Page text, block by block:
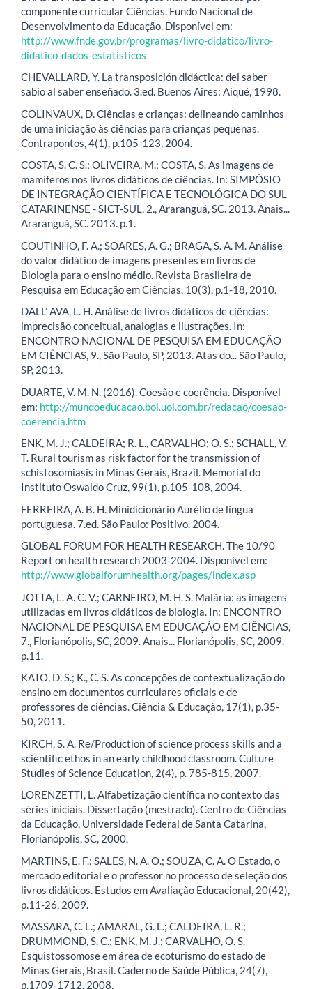
componente curricular Ciências. Fundo Nacional de
Desenvolvimento da Educação. Disponível em:
http://www.fnde.gov.br/programas/livro-didatico/livro-
didatico-dados-estatisticos
CHEVALLARD, Y. La transposición didáctica: del saber
sabio al saber enseñado. 3.ed. Buenos Aires: Aiqué, 1998.
COLINVAUX, D. Ciências e crianças: delineando caminhos
de uma iniciação às ciências para crianças pequenas.
Contrapontos, 4(1), p.105-123, 2004.
COSTA, S. C. S.; OLIVEIRA, M.; COSTA, S. As imagens de
mamíferos nos livros didáticos de ciências. In: SIMPÓSIO
DE INTEGRAÇÃO CIENTÍFICA E TECNOLÓGICA DO SUL
CATARINENSE - SICT-SUL, 2., Araranguá, SC. 2013. Anais...
Araranguá, SC. 2013. p.1.
COUTINHO, F. A.; SOARES, A. G.; BRAGA, S. A. M. Análise
do valor didático de imagens presentes em livros de
Biologia para o ensino médio. Revista Brasileira de
Pesquisa em Educação em Ciências, 10(3), p.1-18, 2010.
DALL’ AVA, L. H. Análise de livros didáticos de ciências:
imprecisão conceitual, analogias e ilustrações. In:
ENCONTRO NACIONAL DE PESQUISA EM EDUCAÇÃO
EM CIÊNCIAS, 9., São Paulo, SP, 2013. Atas do... São Paulo,
SP, 2013.
DUARTE, V. M. N. (2016). Coesão e coerência. Disponível
em: http://mundoeducacao.bol.uol.com.br/redacao/coesao-
coerencia.htm
ENK, M. J.; CALDEIRA; R. L., CARVALHO; O. S.; SCHALL, V.
T. Rural tourism as risk factor for the transmission of
schistosomiasis in Minas Gerais, Brazil. Memorial do
Instituto Oswaldo Cruz, 99(1), p.105-108, 2004.
FERREIRA, A. B. H. Minidicionário Aurélio de língua
portuguesa. 7.ed. São Paulo: Positivo. 2004.
GLOBAL FORUM FOR HEALTH RESEARCH. The 10/90
Report on health research 2003-2004. Disponível em:
http://www.globalforumhealth.org/pages/index.asp
JOTTA, L. A. C. V.; CARNEIRO, M. H. S. Malária: as imagens
utilizadas em livros didáticos de biologia. In: ENCONTRO
NACIONAL DE PESQUISA EM EDUCAÇÃO EM CIÊNCIAS,
7., Florianópolis, SC, 2009. Anais... Florianópolis, SC, 2009.
p.11.
KATO, D. S.; K., C. S. As concepções de contextualização do
ensino em documentos curriculares oficiais e de
professores de ciências. Ciência & Educação, 17(1), p.35-
50, 2011.
KIRCH, S. A. Re/Production of science process skills and a
scientific ethos in an early childhood classroom. Culture
Studies of Science Education, 2(4), p. 785-815, 2007.
LORENZETTI, L. Alfabetização científica no contexto das
séries iniciais. Dissertação (mestrado). Centro de Ciências
da Educação, Universidade Federal de Santa Catarina,
Florianópolis, SC, 2000.
MARTINS, E. F.; SALES, N. A. O.; SOUZA, C. A. O Estado, o
mercado editorial e o professor no processo de seleção dos
livros didáticos. Estudos em Avaliação Educacional, 20(42),
p.11-26, 2009.
MASSARA, C. L.; AMARAL, G. L.; CALDEIRA, L. R.;
DRUMMOND, S. C.; ENK, M. J.; CARVALHO, O. S.
Esquistossomose em área de ecoturismo do estado de
Minas Gerais, Brasil. Caderno de Saúde Pública, 24(7),
p.1709-1712, 2008.